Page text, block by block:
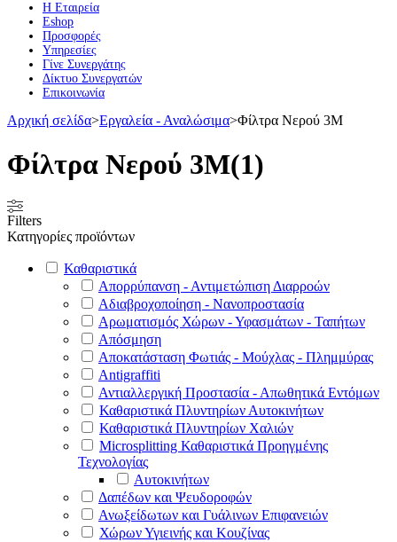
Η Εταιρεία
Eshop
Προσφορές
Υπηρεσίες
Γίνε Συνεργάτης
Δίκτυο Συνεργατών
Επικοινωνία
Αρχική σελίδα>Εργαλεία - Αναλώσιμα>Φίλτρα Νερού 3Μ
Φίλτρα Νερού 3Μ(1)
Filters
Κατηγορίες προϊόντων
Καθαριστικά
Απορρύπανση - Αντιμετώπιση Διαρροών
Αδιαβροχοποίηση - Νανοπροστασία
Αρωματισμός Χώρων - Υφασμάτων - Ταπήτων
Απόσμηση
Αποκατάσταση Φωτιάς - Μούχλας - Πλημμύρας
Antigraffiti
Αντιαλλεργική Προστασία - Απωθητικά Εντόμων
Καθαριστικά Πλυντηρίων Αυτοκινήτων
Καθαριστικά Πλυντηρίων Χαλιών
Microsplitting Καθαριστικά Προηγμένης
Τεχνολογίας
Αυτοκινήτων
Δαπέδων και Ψευδοροφών
Ανωξείδωτων και Γυάλινων Επιφανειών
Χώρων Υγιεινής και Κουζίνας